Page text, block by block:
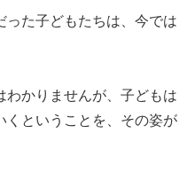
った子どもたちは、今では
わかりませんが、子どもは
くということを、その姿が